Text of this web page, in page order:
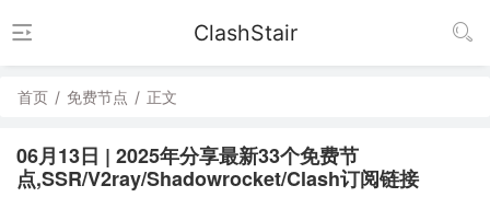
ClashStair
首页 / 免费节点 / 正文
06月13日 | 2025年分享最新33个免费节
点,SSR/V2ray/Shadowrocket/Clash订阅链接